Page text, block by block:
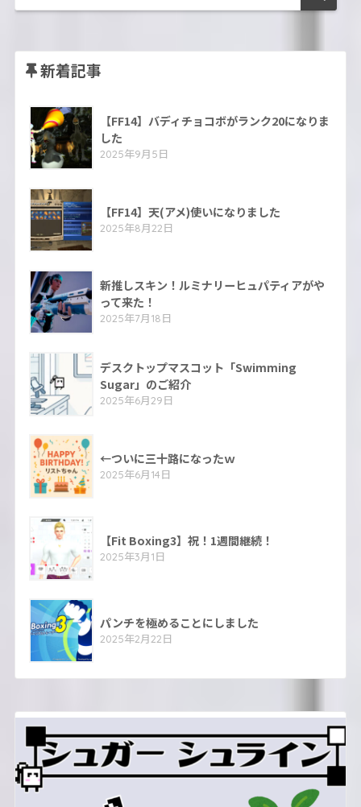
新着記事
【FF14】バディチョコボがランク20になりま
した
2025年9月5日
【FF14】天(アメ)使いになりました
2025年8月22日
新推しスキン！ルミナリーヒュパティアがや
って来た！
2025年7月18日
デスクトップマスコット「Swimming
Sugar」のご紹介
2025年6月29日
←ついに三十路になったｗ
2025年6月14日
【Fit Boxing3】祝！1週間継続！
2025年3月1日
パンチを極めることにしました
2025年2月22日